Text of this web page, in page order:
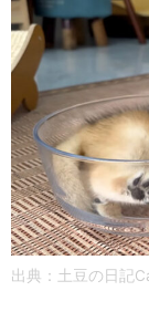
出典： 土豆の日記